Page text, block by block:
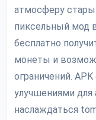
атмосферу
пиксельный мод
бесплатно
монеты и
ограничений.
улучшениями для
наслаждаться